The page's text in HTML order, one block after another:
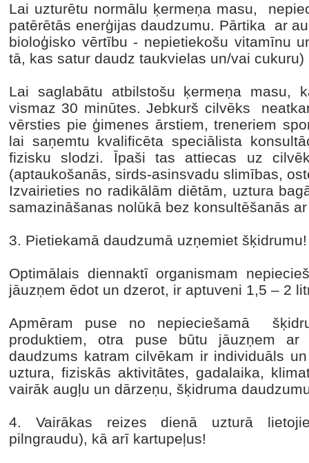
Lai uzturētu normālu ķermeņa masu,
patērētās enerģijas daudzumu. Pārtika ar
bioloģisko vērtību - nepietiekošu vitamīnu
tā, kas satur daudz taukvielas un/vai
Lai saglabātu atbilstošu ķermeņa masu,
vismaz 30 minūtes. Jebkurš cilvēks
vērsties pie ģimenes ārstiem, treneriem
lai saņemtu kvalificēta speciālista
fizisku slodzi. Īpaši tas attiecas uz
(aptaukošanās, sirds-asinsvadu slimības,
Izvairieties no radikālām diētām, uztura
samazināšanas nolūkā bez konsultēšanās
3. Pietiekamā daudzumā uzņemiet šķidrumu!
Optimālais diennaktī organismam
jāuzņem ēdot un dzerot, ir aptuveni 1,5 – 2
Apmēram puse no nepieciešamā
produktiem, otra puse būtu jāuzņem ar
daudzums katram cilvēkam ir individuāls
uztura, fiziskās aktivitātes, gadalaika,
vairāk augļu un dārzeņu, šķidruma
4. Vairākas reizes dienā uzturā
pilngraudu), kā arī kartupeļus!